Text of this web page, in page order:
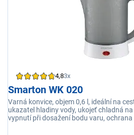
4,83x
Smarton WK 020
Varná konvice, objem 0,6 l, ideální na
ukazatel hladiny vody, ukojeť chladná
vypnutí při dosažení bodu varu,